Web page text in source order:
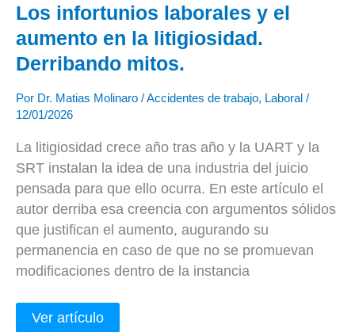
Los infortunios laborales y el
aumento en la litigiosidad.
Derribando mitos.
Por Dr. Matias Molinaro /Accidentes de trabajo, Laboral /
12/01/2026
La litigiosidad crece año tras año y la UART y la
SRT instalan la idea de una industria del juicio
pensada para que ello ocurra. En este artículo el
autor derriba esa creencia con argumentos sólidos
que justifican el aumento, augurando su
permanencia en caso de que no se promuevan
modificaciones dentro de la instancia
Ver artículo